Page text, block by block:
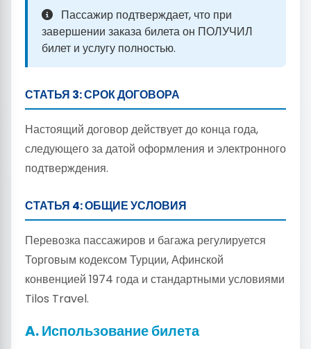
Пассажир подтверждает, что при
завершении заказа билета он ПОЛУЧИЛ
билет и услугу полностью.
СТАТЬЯ 3: СРОК ДОГОВОРА
Настоящий договор действует до конца года,
следующего за датой оформления и электронного
подтверждения.
СТАТЬЯ 4: ОБЩИЕ УСЛОВИЯ
Перевозка пассажиров и багажа регулируется
Торговым кодексом Турции, Афинской
конвенцией 1974 года и стандартными условиями
Tilos Travel.
A. Использование билета